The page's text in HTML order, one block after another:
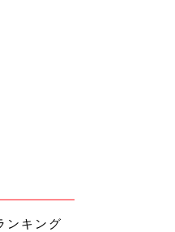
ンキング